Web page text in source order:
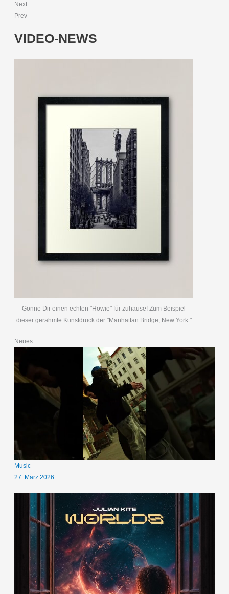
Next
Prev
VIDEO-NEWS
Gönne Dir einen echten "Howie" für zuhause! Zum Beispiel
dieser gerahmte Kunstdruck der "Manhattan Bridge, New York "
Neues
Music
27. März 2026